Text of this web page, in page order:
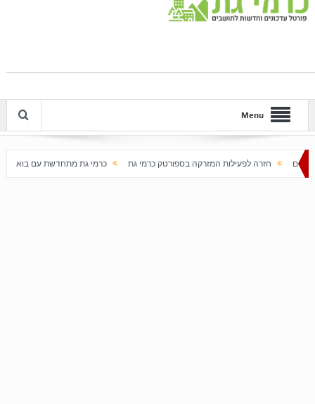
Menu
המזרקה בספורטק כרמי גת כרמי גת מתחדשת עם בוא האביב עלייה חדה